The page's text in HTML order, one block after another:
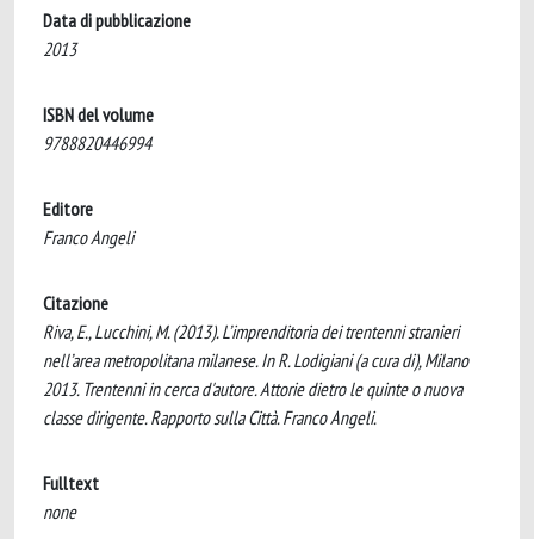
Data di pubblicazione
2013
ISBN del volume
9788820446994
Editore
Franco Angeli
Citazione
Riva, E., Lucchini, M. (2013). L’imprenditoria dei trentenni stranieri
nell’area metropolitana milanese. In R. Lodigiani (a cura di), Milano
2013. Trentenni in cerca d'autore. Attorie dietro le quinte o nuova
classe dirigente. Rapporto sulla Città. Franco Angeli.
Fulltext
none